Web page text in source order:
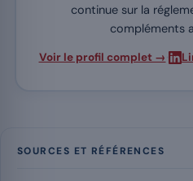
continue sur la
compléments
Voir le profil complet →
SOURCES ET RÉFÉRENCES